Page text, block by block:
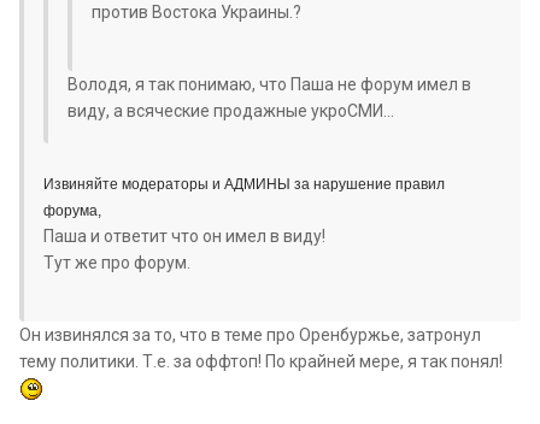
против Востока Украины. ?
Володя, я так понимаю, что Паша не форум имел в
виду, а всяческие продажные укроСМИ...
Извиняйте модераторы и АДМИНЫ за нарушение правил
форума,
Паша и ответит что он имел в виду!
Тут же про форум.
Он извинялся за то, что в теме про Оренбуржье, затронул
тему политики. Т.е. за оффтоп! По крайней мере, я так понял!